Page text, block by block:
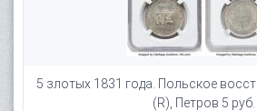
5 злотых 1831 года. Польское
(R), Петров 5 руб.